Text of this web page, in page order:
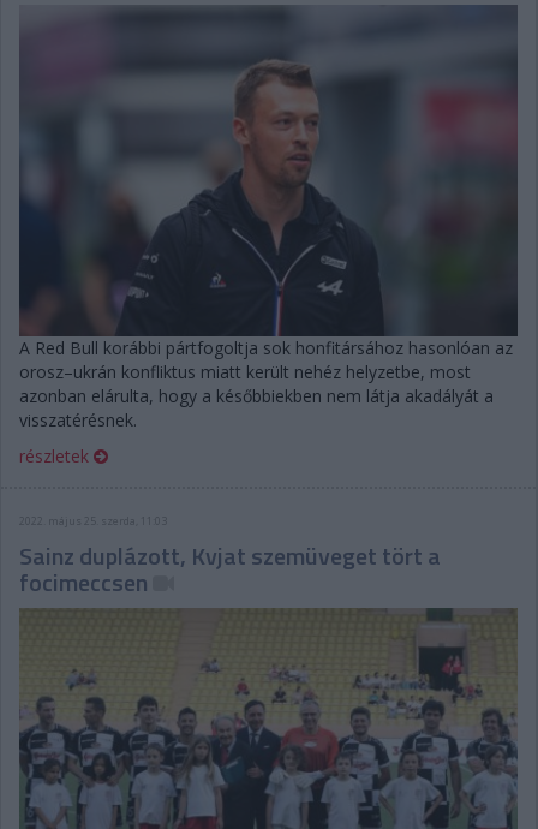
A Red Bull korábbi pártfogoltja sok honfitársához hasonlóan az
orosz–ukrán konfliktus miatt került nehéz helyzetbe, most
azonban elárulta, hogy a későbbiekben nem látja akadályát a
visszatérésnek.
részletek
2022. május 25. szerda, 11:03
Sainz duplázott, Kvjat szemüveget tört a
focimeccsen